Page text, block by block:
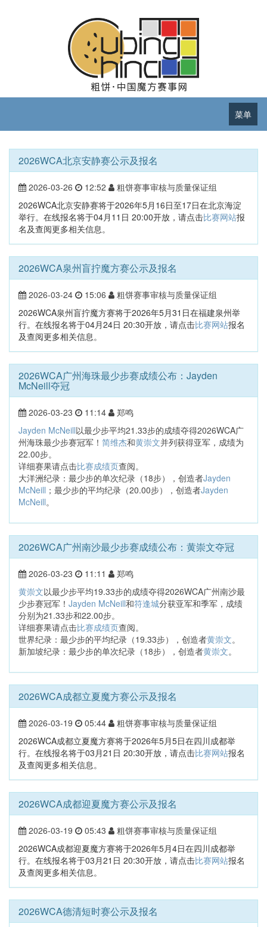
菜单
2026WCA北京安静赛公示及报名
2026-03-26 12:52
粗饼赛事审核与质量保证组
2026WCA北京安静赛将于2026年5月16日至17日在北京海淀
举行。在线报名将于04月11日 20:00开放，请点击比赛网站报
名及查阅更多相关信息。
2026WCA泉州盲拧魔方赛公示及报名
2026-03-24 15:06
粗饼赛事审核与质量保证组
2026WCA泉州盲拧魔方赛将于2026年5月31日在福建泉州举
行。在线报名将于04月24日 20:30开放，请点击比赛网站报名
及查阅更多相关信息。
2026WCA广州海珠最少步赛成绩公布：Jayden
McNeill夺冠
2026-03-23 11:14
郑鸣
Jayden McNeill以最少步平均21.33步的成绩夺得2026WCA广
州海珠最少步赛冠军！ 简维杰和黄崇文并列获得亚军，成绩为
22.00步。
详细赛果请点击比赛成绩页查阅。
大洋洲纪录：最少步的单次纪录（18步），创造者Jayden
McNeill ；最少步的平均纪录（20.00步），创造者Jayden
McNeill。
2026WCA广州南沙最少步赛成绩公布：黄崇文夺冠
2026-03-23 11:11
郑鸣
黄崇文以最少步平均19.33步的成绩夺得2026WCA广州南沙最
少步赛冠军！ Jayden McNeill和符逢城分获亚军和季军，成绩
分别为21.33步和22.00步。
详细赛果请点击比赛成绩页查阅。
世界纪录：最少步的平均纪录（19.33步），创造者黄崇文。
新加坡纪录：最少步的单次纪录（18步），创造者黄崇文。
2026WCA成都立夏魔方赛公示及报名
2026-03-19 05:44
粗饼赛事审核与质量保证组
2026WCA成都立夏魔方赛将于2026年5月5日在四川成都举
行。在线报名将于03月21日 20:30开放，请点击比赛网站报名
及查阅更多相关信息。
2026WCA成都迎夏魔方赛公示及报名
2026-03-19 05:43
粗饼赛事审核与质量保证组
2026WCA成都迎夏魔方赛将于2026年5月4日在四川成都举
行。在线报名将于03月21日 20:30开放，请点击比赛网站报名
及查阅更多相关信息。
2026WCA德清短时赛公示及报名